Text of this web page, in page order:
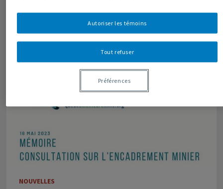
NOUVELLES
Tout refuser
Autoriser les témoins
Préférences